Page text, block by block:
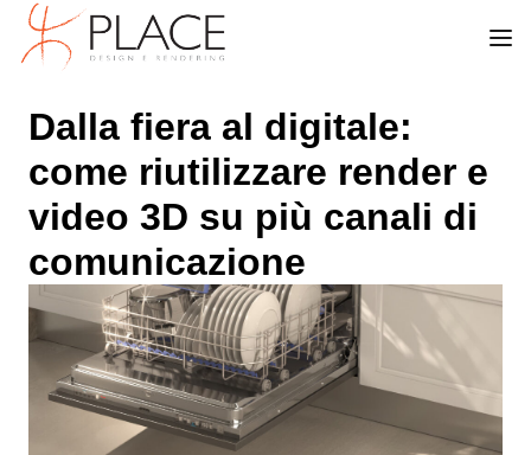
Dalla fiera al digitale:
come riutilizzare render e
video 3D su più canali di
comunicazione